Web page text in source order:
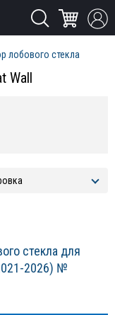
лобового стекла
Wall
стекла для
2026) №